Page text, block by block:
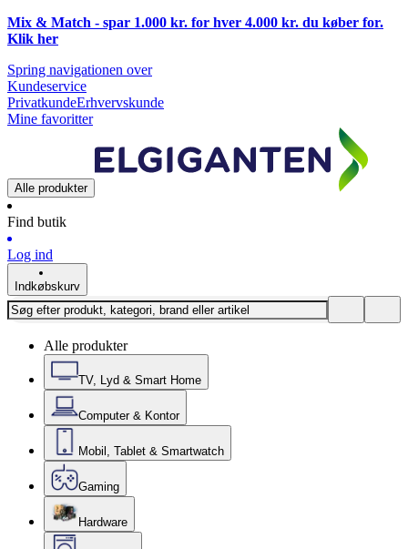
Mix & Match - spar 1.000 kr. for hver 4.000 kr. du køber for.
Klik her
Spring navigationen over
Kundeservice
PrivatkundeErhvervskunde
Mine favoritter
Alle produkter
Find butik
Log ind
Indkøbskurv
Alle produkter
TV, Lyd & Smart Home
Computer & Kontor
Mobil, Tablet & Smartwatch
Gaming
Hardware